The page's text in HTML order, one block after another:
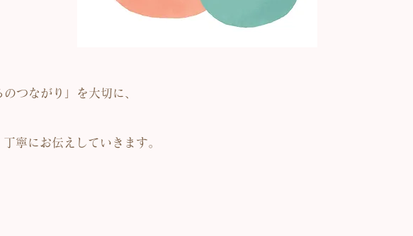
つながり」を大切に、
寧にお伝えしていきます。